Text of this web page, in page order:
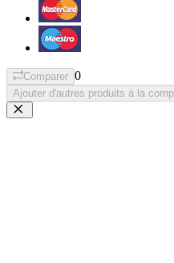
Comparer 0
Ajouter d'autres produits à la